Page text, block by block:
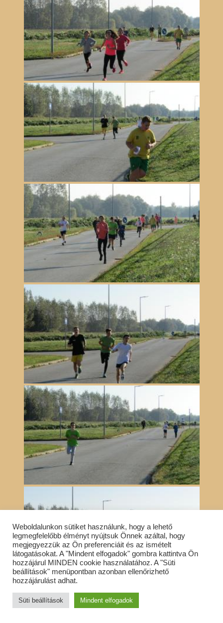
Weboldalunkon sütiket használunk, hogy a lehető
legmegfelelőbb élményt nyújtsuk Önnek azáltal, hogy
megjegyezzük az Ön preferenciáit és az ismételt
látogatásokat. A "Mindent elfogadok" gombra kattintva Ön
hozzájárul MINDEN cookie használatához. A "Süti
beállítások" menüpontban azonban ellenőrizhető
hozzájárulást adhat.
Süti beállítások Mindent elfogadok